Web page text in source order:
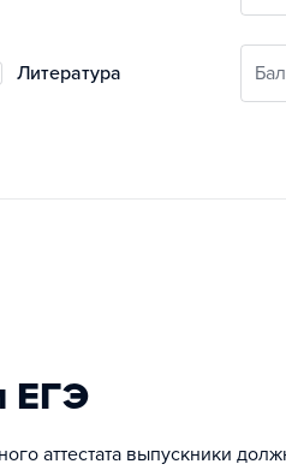
литература
ЕГЭ
аттестата выпускники